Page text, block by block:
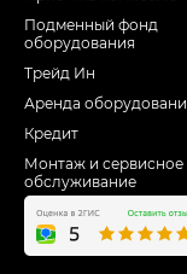
Подменный фонд
оборудования
Трейд Ин
Аренда
Кредит
Монтаж и сервисное
обслуживание